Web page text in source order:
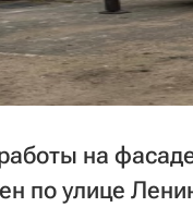
на
по улице